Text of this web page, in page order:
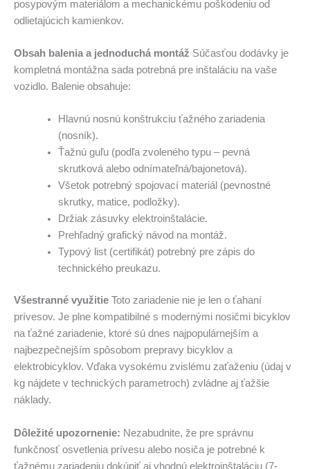
posypovým materiálom a mechanickému poškodeniu od
odlietajúcich kamienkov.
Obsah balenia a jednoduchá montáž Súčasťou dodávky je
kompletná montážna sada potrebná pre inštaláciu na vaše
vozidlo. Balenie obsahuje:
Hlavnú nosnú konštrukciu ťažného zariadenia
(nosník).
Ťažnú guľu (podľa zvoleného typu – pevná
skrutková alebo odnímateľná/bajonetová).
Všetok potrebný spojovací materiál (pevnostné
skrutky, matice, podložky).
Držiak zásuvky elektroinštalácie.
Prehľadný grafický návod na montáž.
Typový list (certifikát) potrebný pre zápis do
technického preukazu.
Všestranné využitie Toto zariadenie nie je len o ťahaní
prívesov. Je plne kompatibilné s modernými nosičmi bicyklov
na ťažné zariadenie, ktoré sú dnes najpopulárnejším a
najbezpečnejším spôsobom prepravy bicyklov a
elektrobicyklov. Vďaka vysokému zvislému zaťaženiu (údaj v
kg nájdete v technických parametroch) zvládne aj ťažšie
náklady.
Dôležité upozornenie: Nezabudnite, že pre správnu
funkčnosť osvetlenia prívesu alebo nosiča je potrebné k
ťažnému zariadeniu dokúpiť aj vhodnú elektroinštaláciu (7-